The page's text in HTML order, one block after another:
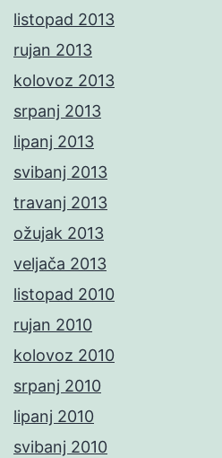
listopad 2013
rujan 2013
kolovoz 2013
srpanj 2013
lipanj 2013
svibanj 2013
travanj 2013
ožujak 2013
veljača 2013
listopad 2010
rujan 2010
kolovoz 2010
srpanj 2010
lipanj 2010
svibanj 2010